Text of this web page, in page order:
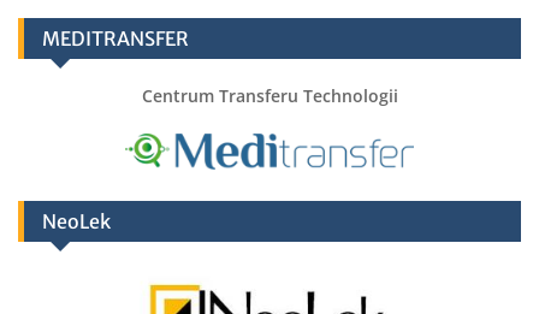
MEDITRANSFER
Centrum Transferu Technologii
NeoLek